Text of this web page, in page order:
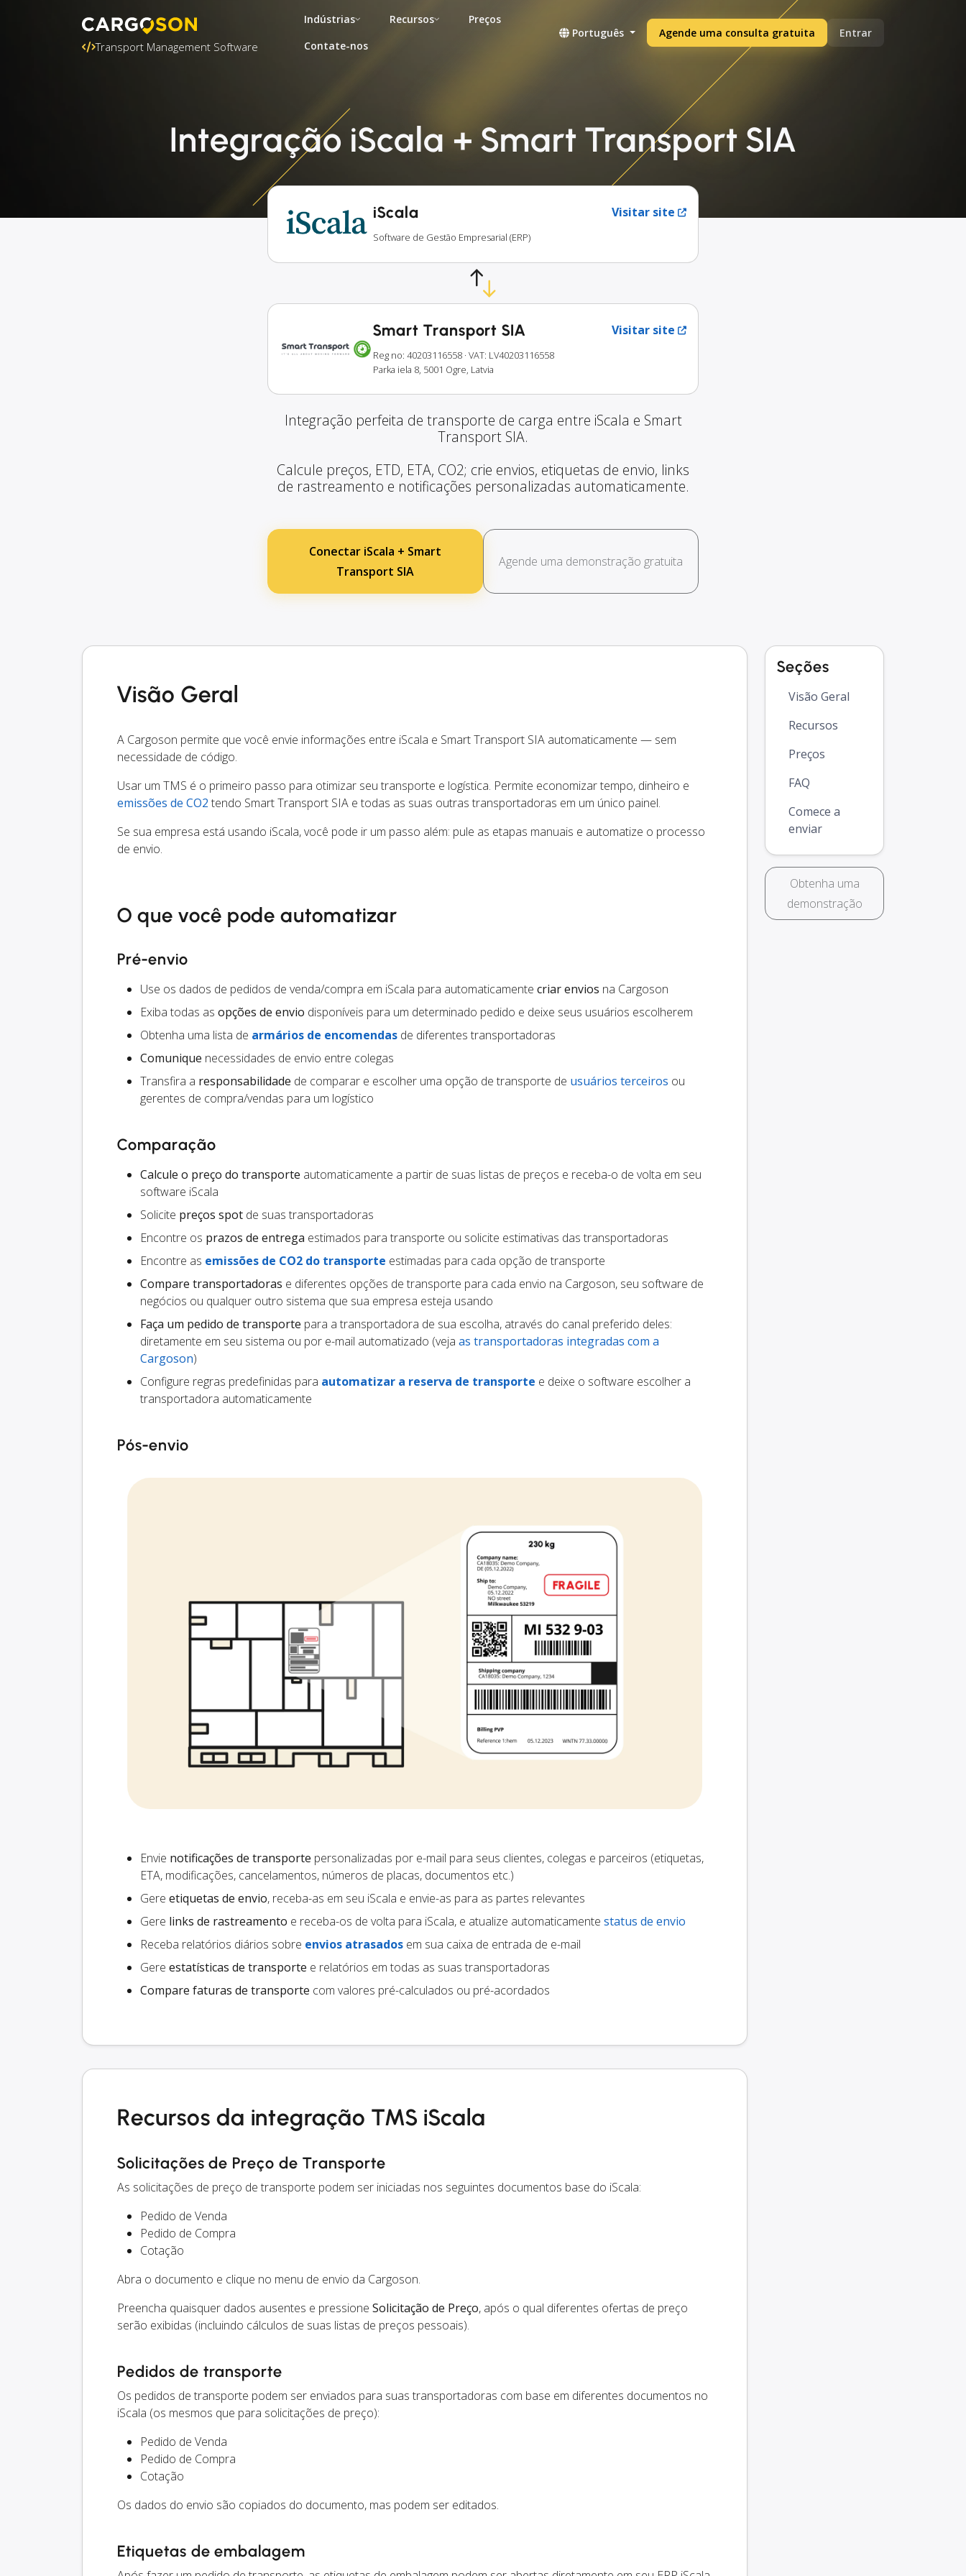
Transport Management Software
Indústrias Recursos
Preços
Contate-nos
Português Agende uma consulta gratuita Entrar
Integração iScala + Smart Transport SIA
iScala Visitar site
Software de Gestão Empresarial (ERP)
Smart Transport SIA Visitar site
Reg no: 40203116558 · VAT: LV40203116558
Parka iela 8, 5001 Ogre, Latvia
Integração perfeita de transporte de carga entre iScala e Smart
Transport SIA.
Calcule preços, ETD, ETA, CO2; crie envios, etiquetas de envio, links
de rastreamento e notificações personalizadas automaticamente.
Conectar iScala + Smart
Transport SIA
Agende uma demonstração gratuita
Visão Geral
A Cargoson permite que você envie informações entre iScala e Smart Transport SIA automaticamente — sem
necessidade de código.
Usar um TMS é o primeiro passo para otimizar seu transporte e logística. Permite economizar tempo, dinheiro e
emissões de CO2 tendo Smart Transport SIA e todas as suas outras transportadoras em um único painel.
Se sua empresa está usando iScala, você pode ir um passo além: pule as etapas manuais e automatize o processo
de envio.
O que você pode automatizar
Pré-envio
Use os dados de pedidos de venda/compra em iScala para automaticamente criar envios na Cargoson
Exiba todas as opções de envio disponíveis para um determinado pedido e deixe seus usuários escolherem
Obtenha uma lista de armários de encomendas de diferentes transportadoras
Comunique necessidades de envio entre colegas
Transfira a responsabilidade de comparar e escolher uma opção de transporte de usuários terceiros ou
gerentes de compra/vendas para um logístico
Comparação
Calcule o preço do transporte automaticamente a partir de suas listas de preços e receba-o de volta em seu
software iScala
Solicite preços spot de suas transportadoras
Encontre os prazos de entrega estimados para transporte ou solicite estimativas das transportadoras
Encontre as emissões de CO2 do transporte estimadas para cada opção de transporte
Compare transportadoras e diferentes opções de transporte para cada envio na Cargoson, seu software de
negócios ou qualquer outro sistema que sua empresa esteja usando
Faça um pedido de transporte para a transportadora de sua escolha, através do canal preferido deles:
diretamente em seu sistema ou por e-mail automatizado (veja as transportadoras integradas com a
Cargoson)
Configure regras predefinidas para automatizar a reserva de transporte e deixe o software escolher a
transportadora automaticamente
Pós-envio
Envie notificações de transporte personalizadas por e-mail para seus clientes, colegas e parceiros (etiquetas,
ETA, modificações, cancelamentos, números de placas, documentos etc.)
Gere etiquetas de envio, receba-as em seu iScala e envie-as para as partes relevantes
Gere links de rastreamento e receba-os de volta para iScala, e atualize automaticamente status de envio
Receba relatórios diários sobre envios atrasados em sua caixa de entrada de e-mail
Gere estatísticas de transporte e relatórios em todas as suas transportadoras
Compare faturas de transporte com valores pré-calculados ou pré-acordados
Recursos da integração TMS iScala
Solicitações de Preço de Transporte
As solicitações de preço de transporte podem ser iniciadas nos seguintes documentos base do iScala:
Pedido de Venda
Pedido de Compra
Cotação
Abra o documento e clique no menu de envio da Cargoson.
Preencha quaisquer dados ausentes e pressione Solicitação de Preço, após o qual diferentes ofertas de preço
serão exibidas (incluindo cálculos de suas listas de preços pessoais).
Pedidos de transporte
Os pedidos de transporte podem ser enviados para suas transportadoras com base em diferentes documentos no
iScala (os mesmos que para solicitações de preço):
Pedido de Venda
Pedido de Compra
Cotação
Os dados do envio são copiados do documento, mas podem ser editados.
Etiquetas de embalagem
Seções
Visão Geral
Recursos
Preços
FAQ
Comece a
enviar
Obtenha uma
demonstração